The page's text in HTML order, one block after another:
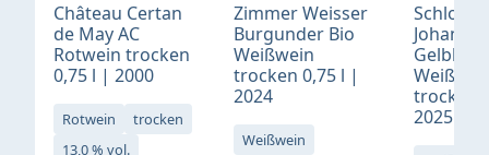
Château Certan
de May AC
Rotwein trocken
0,75 l | 2000
Rotwein
trocken
13,0 % vol.
Zimmer Weisser
Burgunder Bio
Weißwein
trocken 0,75 l |
2024
Weißwein
Schloß
Gelblack
trocken
2025